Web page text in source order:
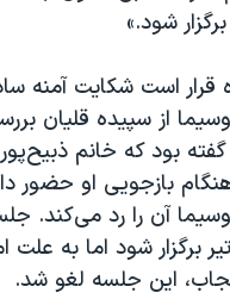
برنده جایزه نوبل صلح
آمریکا «سی‌پک»
ترامپ به چین
شود.»
قرار است شکایت آمنه
از سپیده قلیان
بود که خانم
بازجویی او حضور
آن را رد می‌کند.
قرار بود ۲۸ تیر برگزار شود اما
این جلسه لغو شد.